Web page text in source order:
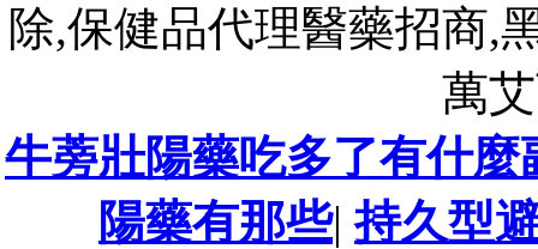
除,保健品代理醫藥招商,
萬
牛蒡壯陽藥吃多了有什麼
陽藥有那些|持久型